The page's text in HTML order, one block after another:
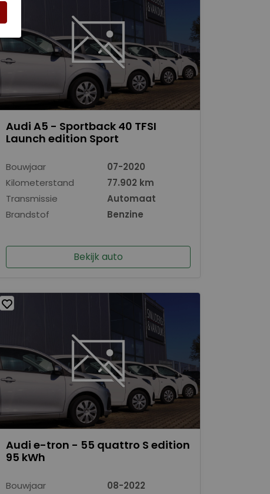
Audi A5 - Sportback 40 TFSI
Launch edition Sport
Bouwjaar
07-2020
Kilometerstand
77.902 km
Transmissie
Automaat
Brandstof
Benzine
Bekijk auto
Audi e-tron - 55 quattro S edition
95 kWh
Bouwjaar
08-2022